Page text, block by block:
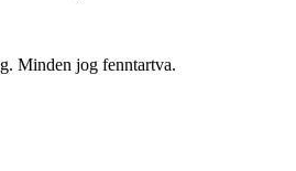
Minden jog fenntartva.